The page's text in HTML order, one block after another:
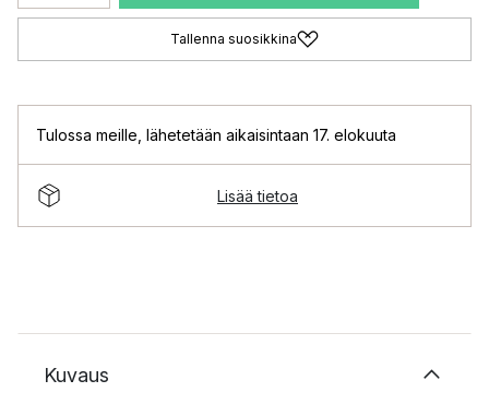
Tallenna suosikkina
Tulossa meille lähetetään aikaisintaan 17. elokuuta
Lisää tietoa
Kuvaus